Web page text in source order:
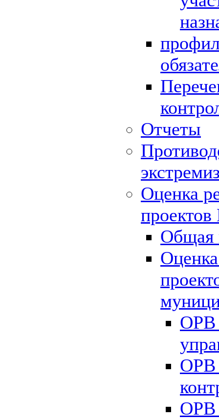
Отчеты
Оценка
Общая
ОРВ
ОРВ
ОРВ